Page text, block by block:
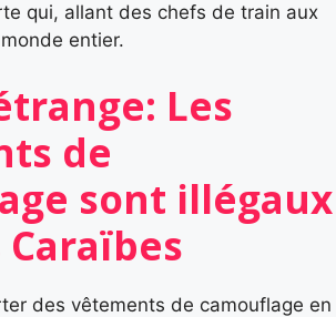
qui, allant des chefs de train aux
entier.
Les
de
sont illégaux
des vêtements de camouflage en